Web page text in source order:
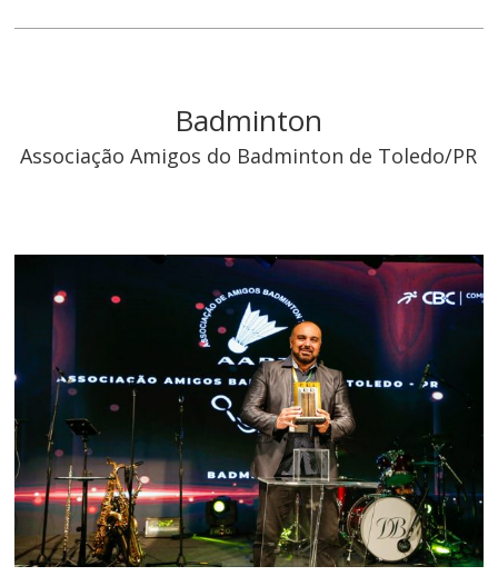
Badminton
Associação Amigos do Badminton de Toledo/PR